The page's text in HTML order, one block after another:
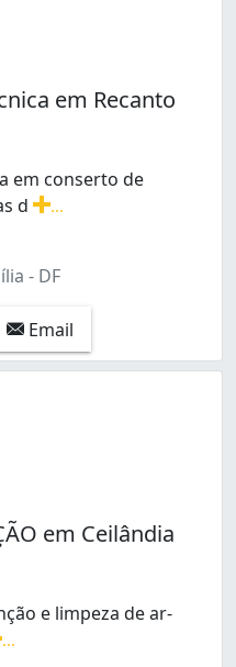
em Recanto
em conserto de
d
- DF
Email
em Ceilândia
e limpeza de ar-